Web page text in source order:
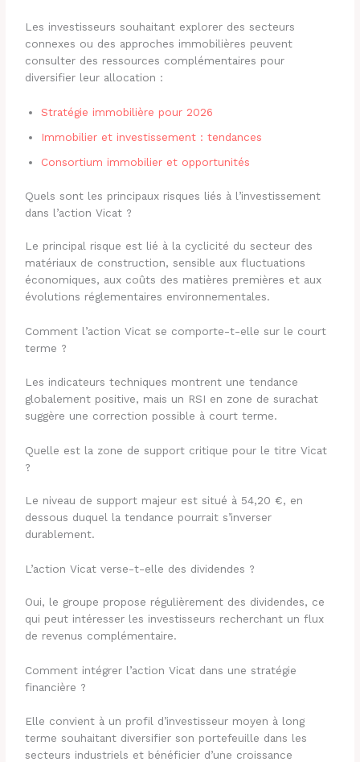
Les investisseurs souhaitant explorer des secteurs
connexes ou des approches immobilières peuvent
consulter des ressources complémentaires pour
diversifier leur allocation :
Stratégie immobilière pour 2026
Immobilier et investissement : tendances
Consortium immobilier et opportunités
Quels sont les principaux risques liés à l’investissement
dans l’action Vicat ?
Le principal risque est lié à la cyclicité du secteur des
matériaux de construction, sensible aux fluctuations
économiques, aux coûts des matières premières et aux
évolutions réglementaires environnementales.
Comment l’action Vicat se comporte-t-elle sur le court
terme ?
Les indicateurs techniques montrent une tendance
globalement positive, mais un RSI en zone de surachat
suggère une correction possible à court terme.
Quelle est la zone de support critique pour le titre Vicat
?
Le niveau de support majeur est situé à 54,20 €, en
dessous duquel la tendance pourrait s’inverser
durablement.
L’action Vicat verse-t-elle des dividendes ?
Oui, le groupe propose régulièrement des dividendes, ce
qui peut intéresser les investisseurs recherchant un flux
de revenus complémentaire.
Comment intégrer l’action Vicat dans une stratégie
financière ?
Elle convient à un profil d’investisseur moyen à long
terme souhaitant diversifier son portefeuille dans les
secteurs industriels et bénéficier d’une croissance